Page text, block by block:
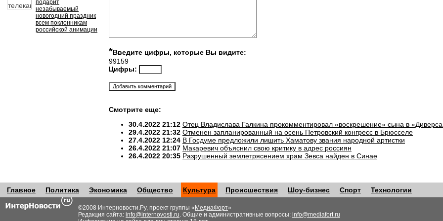
подарит
незабываемый
новогодний праздник
всем поклонникам
российской анимации
*Введите цифры, которые Вы видите:
99159
Цифры:
Смотрите еще:
30.4.2022 21:12 Отец Владислава Галкина прокомментировал «воскрешение» сына в
29.4.2022 21:32 Отменен запланированный на осень Петровский конгресс в Брюсселе
27.4.2022 12:24 В Госдуме предложили лишить Хаматову звания народной артистки
26.4.2022 21:07 Макаревич объяснил свою критику в адрес россиян
26.4.2022 20:35 Разрушенный землетрясением храм Зевса найден в Синае
Главное Политика Экономика Общество Культура Происшествия Шоу-бизнес Спорт Технологии
©2008 Интерновости.Ру, проект группы « МедиаФорт»
Редакция сайта: info@internovosti.ru. Общие и административные вопросы: info@mediafort.ru